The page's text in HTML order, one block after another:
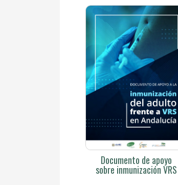
Documento de apoyo
sobre inmunización VRS